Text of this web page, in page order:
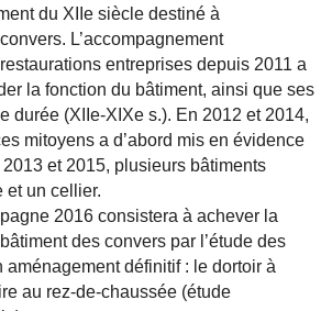
du XIIe siècle destiné à
L’accompagnement
entreprises depuis 2011 a
la fonction du bâtiment, ainsi que ses
durée (XIIe-XIXe s.). En 2012 et 2014,
mitoyens a d’abord mis en évidence
et 2015, plusieurs bâtiments
et un cellier.
2016 consistera à achever la
des convers par l’étude des
aménagement définitif : le dortoir à
au rez-de-chaussée (étude